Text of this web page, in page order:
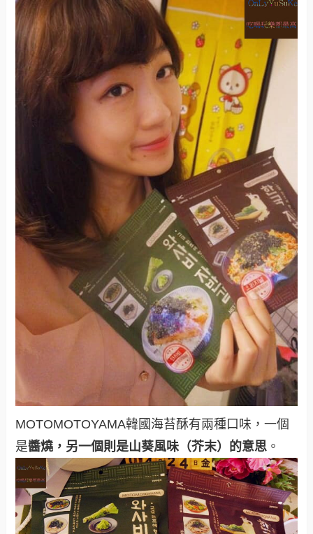
MOTOMOTOYAMA韓國海苔酥有兩種口味，一個
是醬燒，另一個則是山葵風味（芥末）的意思 。